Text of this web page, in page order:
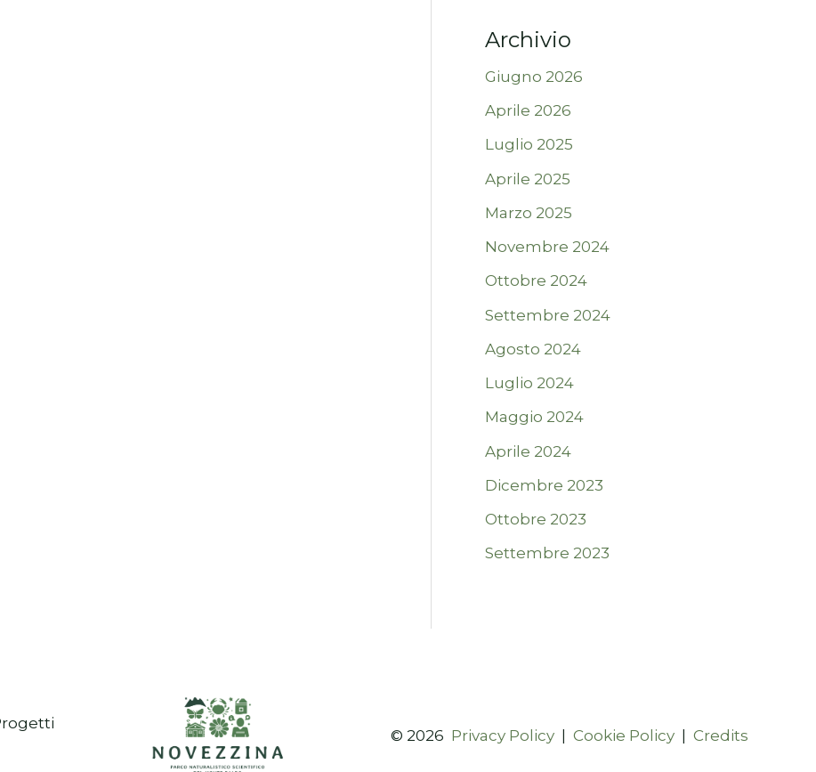
Archivio
Giugno 2026
Aprile 2026
Luglio 2025
Aprile 2025
Marzo 2025
Novembre 2024
Ottobre 2024
Settembre 2024
Agosto 2024
Luglio 2024
Maggio 2024
Aprile 2024
Dicembre 2023
Ottobre 2023
Settembre 2023
© 2026 Privacy Policy| Cookie Policy| Credits